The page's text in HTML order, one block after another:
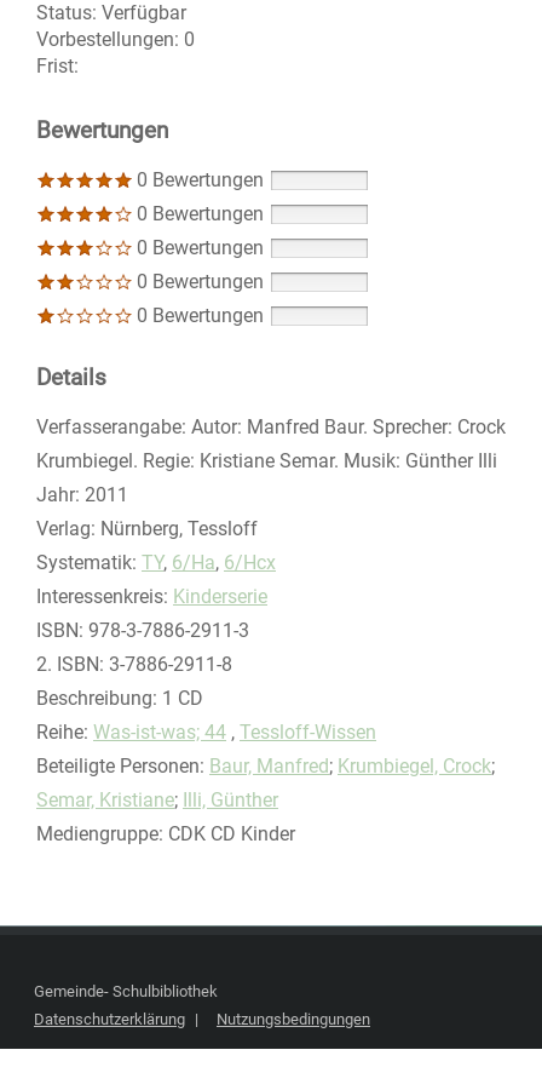
Status: Verfügbar
Vorbestellungen: 0
Frist:
Bewertungen
0 Bewertungen
0 Bewertungen
0 Bewertungen
0 Bewertungen
0 Bewertungen
Details
Suche nach diesem Verfasser
Verfasserangabe: Autor: Manfred Baur. Sprecher: Crock
Krumbiegel. Regie: Kristiane Semar. Musik: Günther Illi
Jahr: 2011
Verlag: Nürnberg, Tessloff
opens in new tab
Diesen Link in neuem Tab öffnen
Systematik: Suche nach dieser Systematik
TY, 6/Ha, 6/Hcx
Interessenkreis: Suche nach diesem Interessenskreis
Kinderserie
ISBN: 978-3-7886-2911-3
2. ISBN: 3-7886-2911-8
Beschreibung: 1 CD
Reihe: Was-ist-was; 44 , Tessloff-Wissen
Beteiligte Personen: Suche nach dieser Beteiligten Person
Baur, Manfred; Krumbiegel, Crock;
Semar, Kristiane;
Illi, Günther
Mediengruppe: CDK CD Kinder
Gemeinde- Schulbibliothek
Datenschutzerklärung
Nutzungsbedingungen